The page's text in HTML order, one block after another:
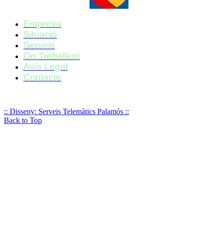
Empresa
Situació
Serveis
On Treballem
Avís Legal
Contacte
:: Disseny: Serveis Telemàtics Palamós ::
Back to Top